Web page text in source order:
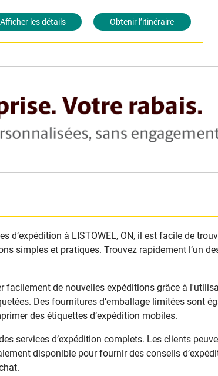
Afficher les détails Obtenir l’itinéraire
d’expédition à LISTOWEL, ON, il est facile de
simples et pratiques. Trouvez rapidement l’un
facilement de nouvelles expéditions grâce à
Des fournitures d’emballage limitées sont
des étiquettes d’expédition mobiles.
services d’expédition complets. Les clients
disponible pour fournir des conseils